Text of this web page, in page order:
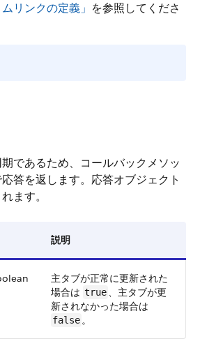
リンクの定義」 を参照してくださ
であるため、コールバックメソッ
答を返します。応答オブジェクト
ます。
説明
主タブが正常に更新された
場合は true、主タブが更
新されなかった場合は
false。